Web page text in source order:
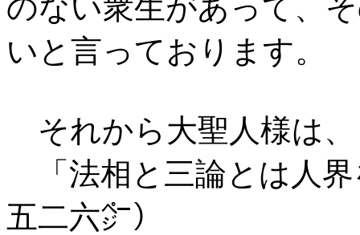
のない衆生があって、
いと言っております。
それから大聖人様は、
「法相と三論とは人
五二六㌻）